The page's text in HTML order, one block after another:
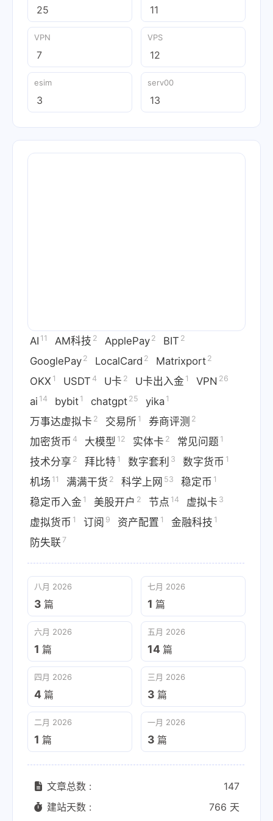
25 11
VPN
7
VPS
12
esim
3
serv00
13
AI 11 AM科技 2 ApplePay 2 BIT 2
GooglePay 2 LocalCard 2 Matrixport 2
OKX 1 USDT 4 U卡 2 U卡出入金 1 VPN 26
ai 14 bybit 1 chatgpt 25 yika 1
万事达虚拟卡 2 交易所 1 券商评测 2
加密货币 4 大模型 12 实体卡 2 常见问题 1
技术分享 2 拜比特 1 数字套利 3 数字货币 1
机场 11 满满干货 2 科学上网 53 稳定币 1
稳定币入金 1 美股开户 2 节点 14 虚拟卡 3
虚拟货币 1 订阅 9 资产配置 1 金融科技 1
防失联 7
八月 2026
3 篇
七月 2026
1 篇
六月 2026
1 篇
五月 2026
14 篇
四月 2026
4 篇
三月 2026
3 篇
二月 2026
1 篇
一月 2026
3 篇
文章总数 :
147
建站天数 :
766 天